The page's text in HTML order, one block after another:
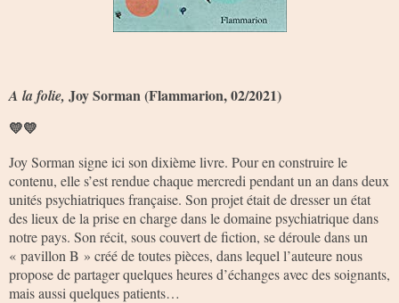
A la folie, Joy Sorman (Flammarion, 02/2021)
💛💛
Joy Sorman signe ici son dixième livre. Pour en construire le
contenu, elle s’est rendue chaque mercredi pendant un an dans deux
unités psychiatriques française. Son projet était de dresser un état
des lieux de la prise en charge dans le domaine psychiatrique dans
notre pays. Son récit, sous couvert de fiction, se déroule dans un
« pavillon B » créé de toutes pièces, dans lequel l’auteure nous
propose de partager quelques heures d’échanges avec des soignants,
mais aussi quelques patients…